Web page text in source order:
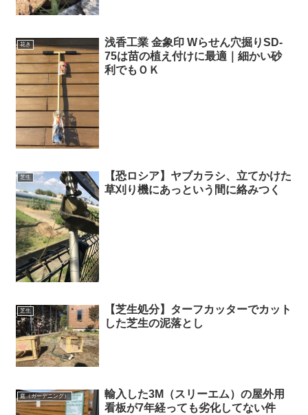
花き
浅香工業 金象印 Wらせん穴掘りSD-
75は苗の植え付けに最適｜細かい砂
利でもＯＫ
芝生
【恐ロシア】ヤブカラシ、立てかけた
草刈り機にあっという間に絡みつく
芝生
【芝生処分】ターフカッターでカット
した芝生の泥落とし
庭（ガーデニング）
輸入した3M（スリーエム）の屋外用
看板が7年経っても劣化してない件